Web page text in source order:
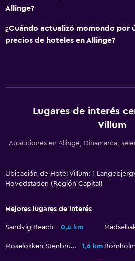
Cambio de divisas
Servicio de habitaciones
Armario o clóset
Salud y seguridad
Allinge?
¿Cuándo actualizó momondo por
precios de hoteles en Allinge?
Lugares de interés
Villum
Atracciones en Allinge, Dinamarca,
Ubicación de Hotel Villum: 1
Hovedstaden (Región Capital)
Mejores lugares de interés
Sandvig Beach 0,4 km
Moselokken Stenbrudsmuseum 1,6 km